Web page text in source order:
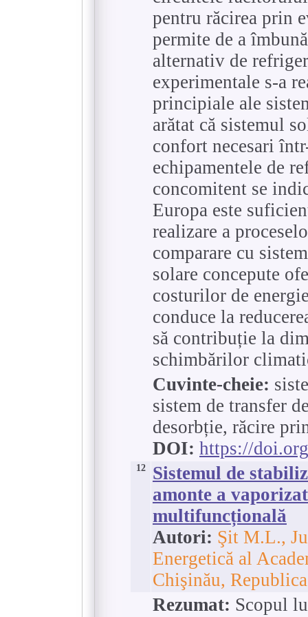
pentru răcirea prin
permite de a
alternativ de
experimentale s-a
principiale ale
arătat că sistemul
confort necesari
echipamentele de
concomitent se
Europa este
realizare a
comparare cu
solare concepute
costurilor de
conduce la
să contribuție la
schimbărilor
Cuvinte-cheie:
sistem de transfer
desorbție, răcire
DOI: https://
12
Sistemul de
amonte a
multifuncțională
Autori: Şit M.L.,
Energetică al
Chişinău,
Rezumat: Scopul